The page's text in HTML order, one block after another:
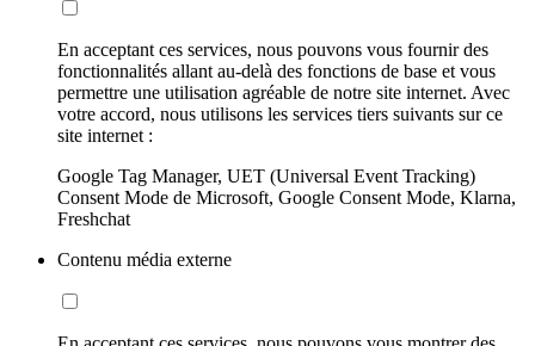
En acceptant ces services, nous pouvons vous fournir des
fonctionnalités allant au-delà des fonctions de base et vous
permettre une utilisation agréable de notre site internet. Avec
votre accord, nous utilisons les services tiers suivants sur ce
site internet :
Google Tag Manager, UET (Universal Event Tracking)
Consent Mode de Microsoft, Google Consent Mode, Klarna,
Freshchat
Contenu média externe